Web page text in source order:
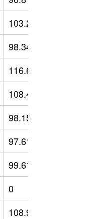
103.26
98.34
116.69
108.42
98.15
97.61
99.61
0
108.9